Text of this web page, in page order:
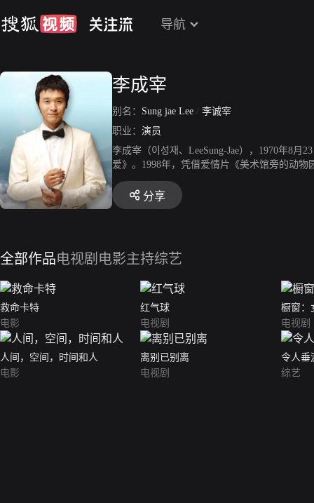
导航
李成宰
别名： Sung jae Lee / 李诚宰
职业： 演员
李成宰（이성재、LeeSung-Jae），1970年8
爱》。1998年，凭借爱情片《美术馆旁的动
999年，凭借动作犯罪片《加油站被袭事件》
年，远赴加拿大拍摄冒险爱情片《冰雨》。
2013年，主演家庭悬疑剧《可疑的保姆》。
分享
全部作品电视剧 电影主持综艺
救命卡特
电影
红气球
电视剧
橱窗：
电视剧
人间，空间，时间和人
电影
离别已别离
电视剧
令人垂
综艺